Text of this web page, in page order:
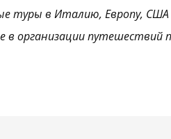
туры в Италию, Европу,
организации путешествий